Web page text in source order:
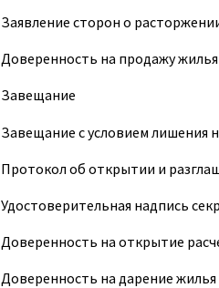
Заявление сторон о
Доверенность на продажу жилья
Завещание
Завещание с условием лишения
Протокол об открытии и
Удостоверительная надпись
Доверенность на открытие
Доверенность на дарение жилья